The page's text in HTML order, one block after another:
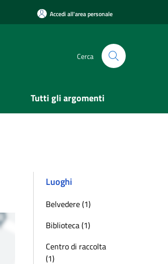
Accedi all'area personale
Cerca
Tutti gli argomenti
Luoghi
Belvedere (1)
Biblioteca (1)
Centro di raccolta
(1)